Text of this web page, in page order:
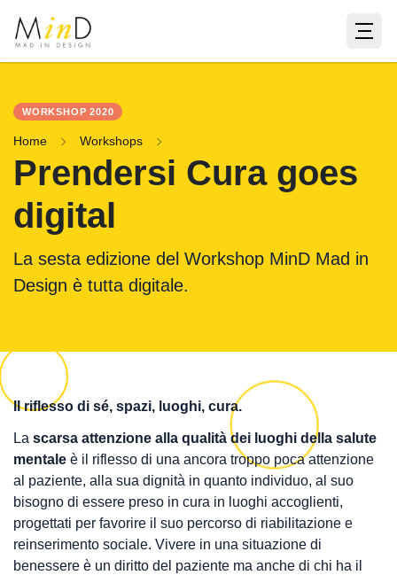
WORKSHOP 2020
Home Workshops
Prendersi Cura goes
digital
La sesta edizione del Workshop MinD Mad in
Design è tutta digitale.
Il riflesso di sé, spazi, luoghi, cura.
La scarsa attenzione alla qualità dei luoghi della salute
mentale è il riflesso di una ancora troppo poca attenzione
al paziente, alla sua dignità in quanto individuo, al suo
bisogno di essere preso in cura in luoghi accoglienti,
progettati per favorire il suo percorso di riabilitazione e
reinserimento sociale. Vivere in una situazione di
benessere è un diritto del paziente ma anche di chi ha il